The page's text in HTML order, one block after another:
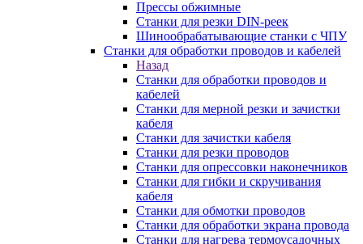
Прессы обжимные
Станки для резки DIN-реек
Шинообрабатывающие станки с ЧПУ
Станки для обработки проводов и кабелей
Назад
Станки для обработки проводов и
кабелей
Станки для мерной резки и зачистки
кабеля
Станки для зачистки кабеля
Станки для резки проводов
Станки для опрессовки наконечников
Станки для гибки и скручивания
кабеля
Станки для обмотки проводов
Станки для обработки экрана провода
Станки для нагрева термоусадочных